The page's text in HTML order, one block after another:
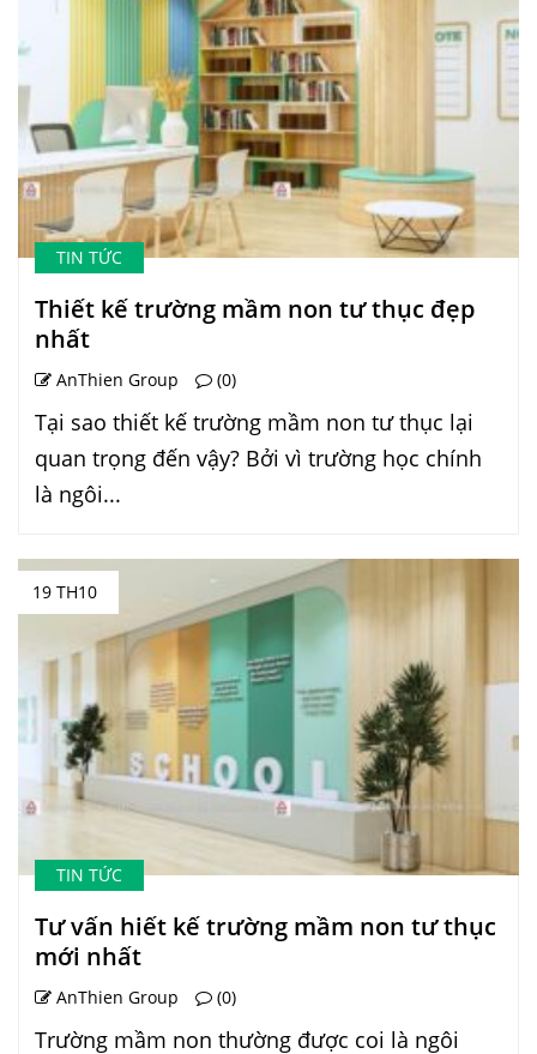
TIN TỨC
Thiết kế trường mầm non tư thục đẹp
nhất
AnThien Group (0)
Tại sao thiết kế trường mầm non tư thục lại
quan trọng đến vậy? Bởi vì trường học chính
là ngôi...
19 TH10
TIN TỨC
Tư vấn hiết kế trường mầm non tư thục
mới nhất
AnThien Group (0)
Trường mầm non thường được coi là ngôi